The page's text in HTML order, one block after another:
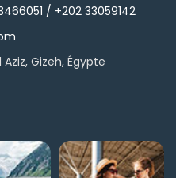
/ +202 33059142
Gizeh, Égypte